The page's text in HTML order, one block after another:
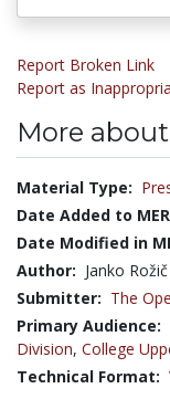
Report Broken Link
Report as
More
Material Type:
Date Added to
Date Modified in
Author: Janko Rožič
Submitter: The
Primary Audience:
Division, College
Technical Format: